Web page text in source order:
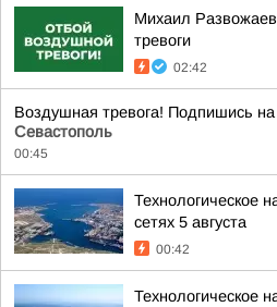
Михаил
тревоги
02:42
Воздушная тревога! Подпишись
Севастополь
00:45
Технологическое
сетях 5 августа
00:42
Технологическое